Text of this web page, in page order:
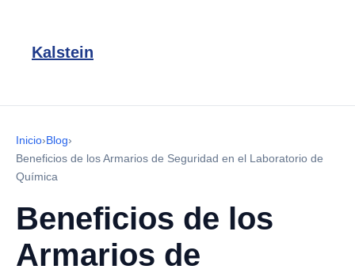
Kalstein
Inicio›Blog›
Beneficios de los Armarios de Seguridad en el Laboratorio de
Química
Beneficios de los
Armarios de